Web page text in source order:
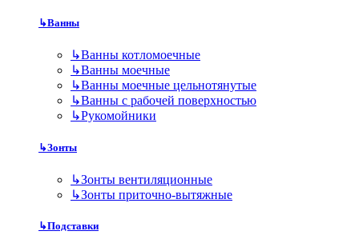
↳Ванны
↳Ванны котломоечные
↳Ванны моечные
↳Ванны моечные цельнотянутые
↳Ванны с рабочей поверхностью
↳Рукомойники
↳Зонты
↳Зонты вентиляционные
↳Зонты приточно-вытяжные
↳Подставки